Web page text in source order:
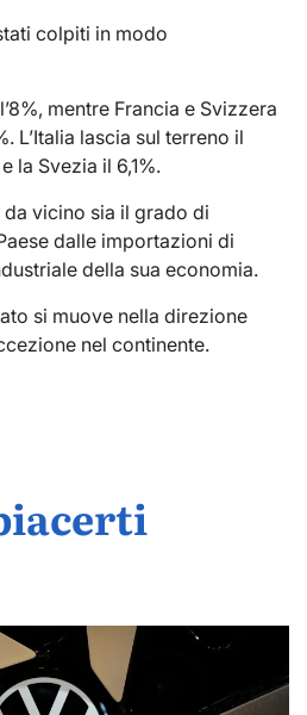
colpiti in modo
mentre Francia e Svizzera
L’Italia lascia sul terreno il
la Svezia il 6,1%.
vicino sia il grado di
dalle importazioni di
della sua economia.
si muove nella direzione
nel continente.